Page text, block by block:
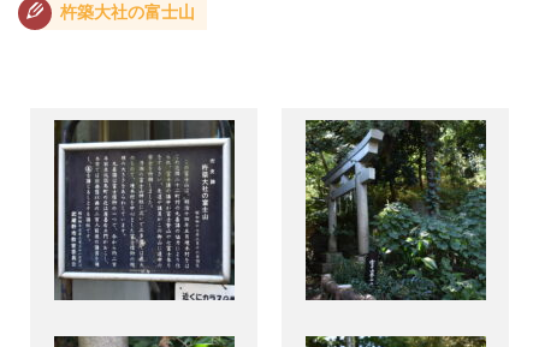
杵築大社の富士山